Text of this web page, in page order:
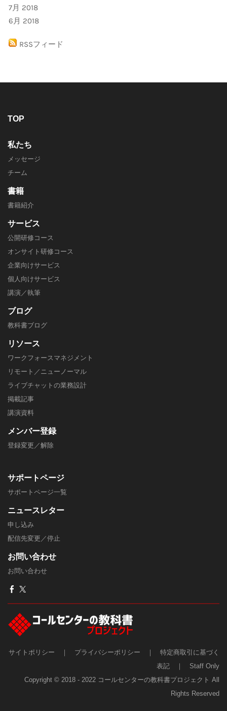
7月 2018
6月 2018
RSSフィード
TOP
私たち
メッセージ
チーム
書籍
書籍紹介
サービス
公開研修コース
オンサイト研修コース
企業向けサービス
個人向けサービス
講演／執筆
ブログ
教科書ブログ
リソース
ワークフォースマネジメント
リモート／ニューノーマル
ライブチャットの業務設計
掲載記事
​講演資料
メンバー登録
登録変更／解除
サポートページ
​サポートページ一覧
ニュースレター
申し込み
配信先変更／停止
​お問い合わせ
お問い合わせ
サイトポリシー ｜ プライバシーポリシー ｜ 特定商取引に基づく
表記 ｜ Staff Only
Copyright © 2018 - 2022 コールセンターの教科書プロジェクト All
Rights Reserved​